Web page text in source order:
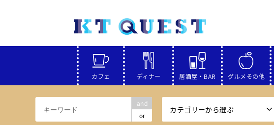
カフェ ディナー 居酒屋・BAR グルメその他
and
or
カテゴリーから選ぶ